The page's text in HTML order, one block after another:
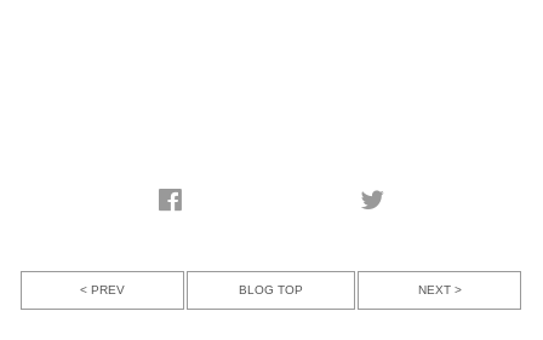
< PREV BLOG TOP NEXT >